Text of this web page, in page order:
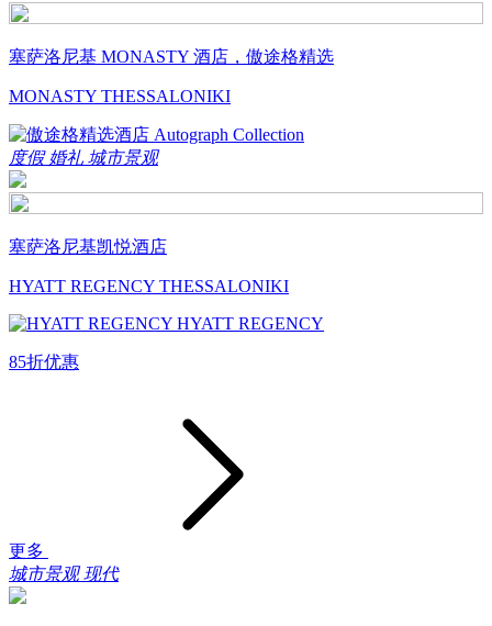
塞萨洛尼基 MONASTY 酒店，傲途格精选
MONASTY THESSALONIKI
度假 婚礼 城市景观
塞萨洛尼基凯悦酒店
HYATT REGENCY THESSALONIKI
85折优惠
更多
城市景观 现代